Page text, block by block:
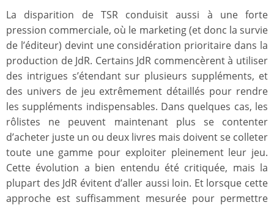
La disparition de TSR conduisit aussi à une forte
pression commerciale, où le marketing (et donc la survie
de l’éditeur) devint une considération prioritaire dans la
production de JdR. Certains JdR commencèrent à utiliser
des intrigues s’étendant sur plusieurs suppléments, et
des univers de jeu extrêmement détaillés pour rendre
les suppléments indispensables. Dans quelques cas, les
rôlistes ne peuvent maintenant plus se contenter
d’acheter juste un ou deux livres mais doivent se colleter
toute une gamme pour exploiter pleinement leur jeu.
Cette évolution a bien entendu été critiquée, mais la
plupart des JdR évitent d’aller aussi loin. Et lorsque cette
approche est suffisamment mesurée pour permettre